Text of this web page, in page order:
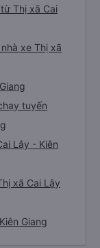
Thị xã Cai
xe Thị xã
tuyến
Lậy - Kiên
xã Cai Lậy
Giang